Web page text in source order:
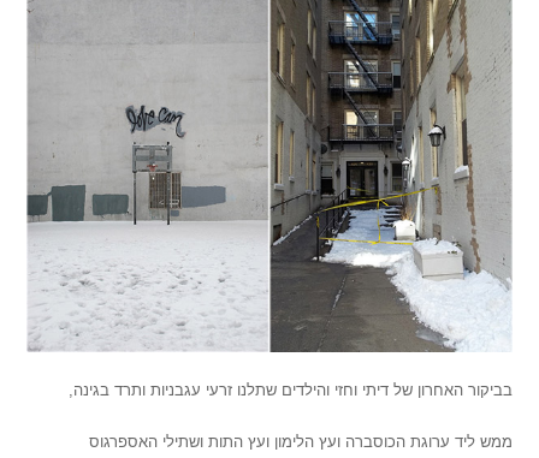
בביקור האחרון של דיתי וחזי והילדים שתלנו זרעי עגבניות ותרד בגינה,
ממש ליד ערוגת הכוסברה ועץ הלימון ועץ התות ושתילי האספרגוס